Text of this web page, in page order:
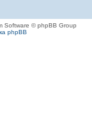
Software © phpBB Group
phpBB